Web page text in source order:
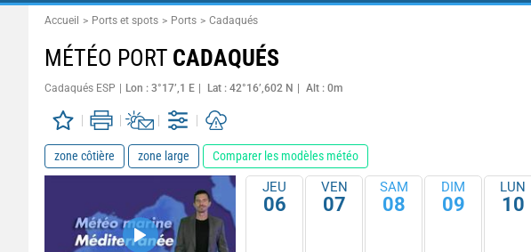
Accueil Ports et spots Ports Cadaqués
MÉTÉO PORT CADAQUÉS
Cadaqués ESP Lon : 3°17’,1 E Lat : 42°16’,602 N Alt : 0m
zone côtière zone large Comparer les modèles météo
JEU
06
VEN
07
SAM
08
DIM
09
LUN
10